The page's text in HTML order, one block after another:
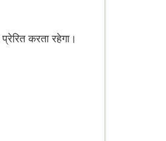
करता रहेगा।